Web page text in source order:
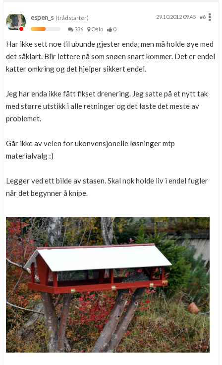
espen_s (trådstarter) 29.10.2012 09.45
#6
336
Oslo 0
Har ikke sett noe til ubunde gjester enda, men må holde øye med
det såklart. Blir lettere nå som snøen snart kommer. Det er endel
katter omkring og det hjelper sikkert endel.
Jeg har enda ikke fått fikset drenering. Jeg satte på et nytt tak
med større utstikk i alle retninger og det løste det meste av
problemet.
Går ikke av veien for ukonvensjonelle løsninger mtp
materialvalg :)
Legger ved ett bilde av stasen. Skal nok holde liv i endel fugler
når det begynner å knipe.